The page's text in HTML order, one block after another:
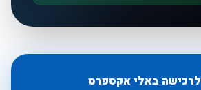
לרכישה באלי אקספרס